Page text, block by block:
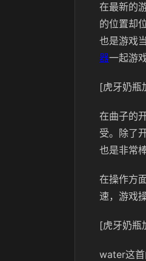
在最新的
的位置却
也是游戏
器一起游
[虎牙奶瓶
在曲子的
受。除了
也是非常棒
在操作方
速，游戏
[虎牙奶瓶
water这首